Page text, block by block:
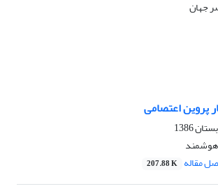
پروین اعتصامی
مقاله 207.88 K